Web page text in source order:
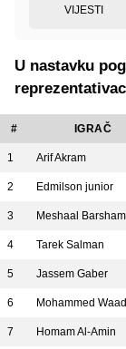
VIJESTI
U nastavku
# IGRAČ
1 Arif Akram
2 Edmilson junior
3 Meshaal Barsham
4 Tarek Salman
5 Jassem Gaber
6 Mohammed Waad
7 Homam Al-Amin